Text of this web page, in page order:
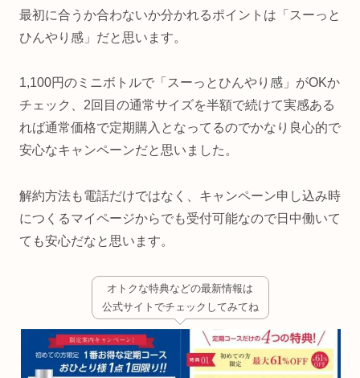
最初に合うか合わないか分かれるポイントは「スーっと
ひんやり感」だと思います。
1,100円のミニボトルで「スーっとひんやり感」がOKか
チェック、2回目の通常サイズを半額で続けて実感ある
れば通常価格で定期購入となってるのでかなり良心的で
安心なキャンペーンだと思いました。
解約方法も電話だけではなく、キャンペーン申し込み時
につくるマイページからでも受付可能なので日中働いて
ても安心だなと思います。
オトクな特典などの最新情報は
公式サイトでチェックしてみてね